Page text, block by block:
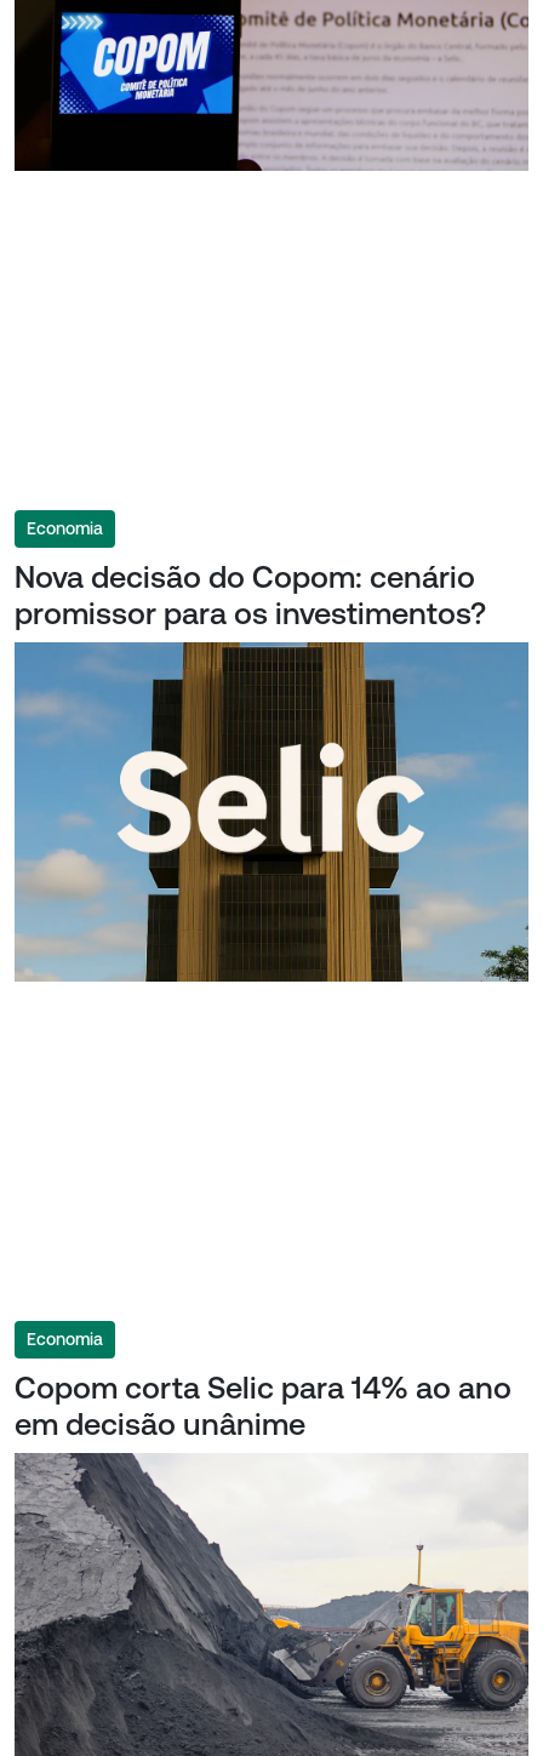
Economia
Nova decisão do Copom: cenário
promissor para os investimentos?
Economia
Copom corta Selic para 14% ao ano
em decisão unânime